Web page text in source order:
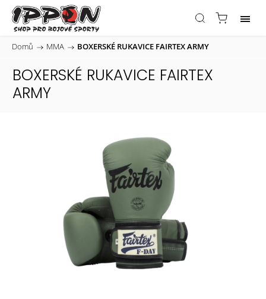
Domů / MMA / BOXERSKÉ RUKAVICE FAIRTEX ARMY
BOXERSKÉ RUKAVICE FAIRTEX
ARMY